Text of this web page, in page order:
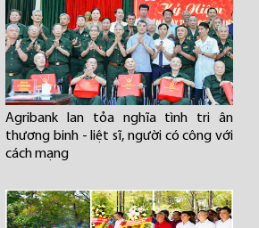
Agribank lan tỏa nghĩa tình tri ân
thương binh - liệt sĩ, người có công với
cách mạng